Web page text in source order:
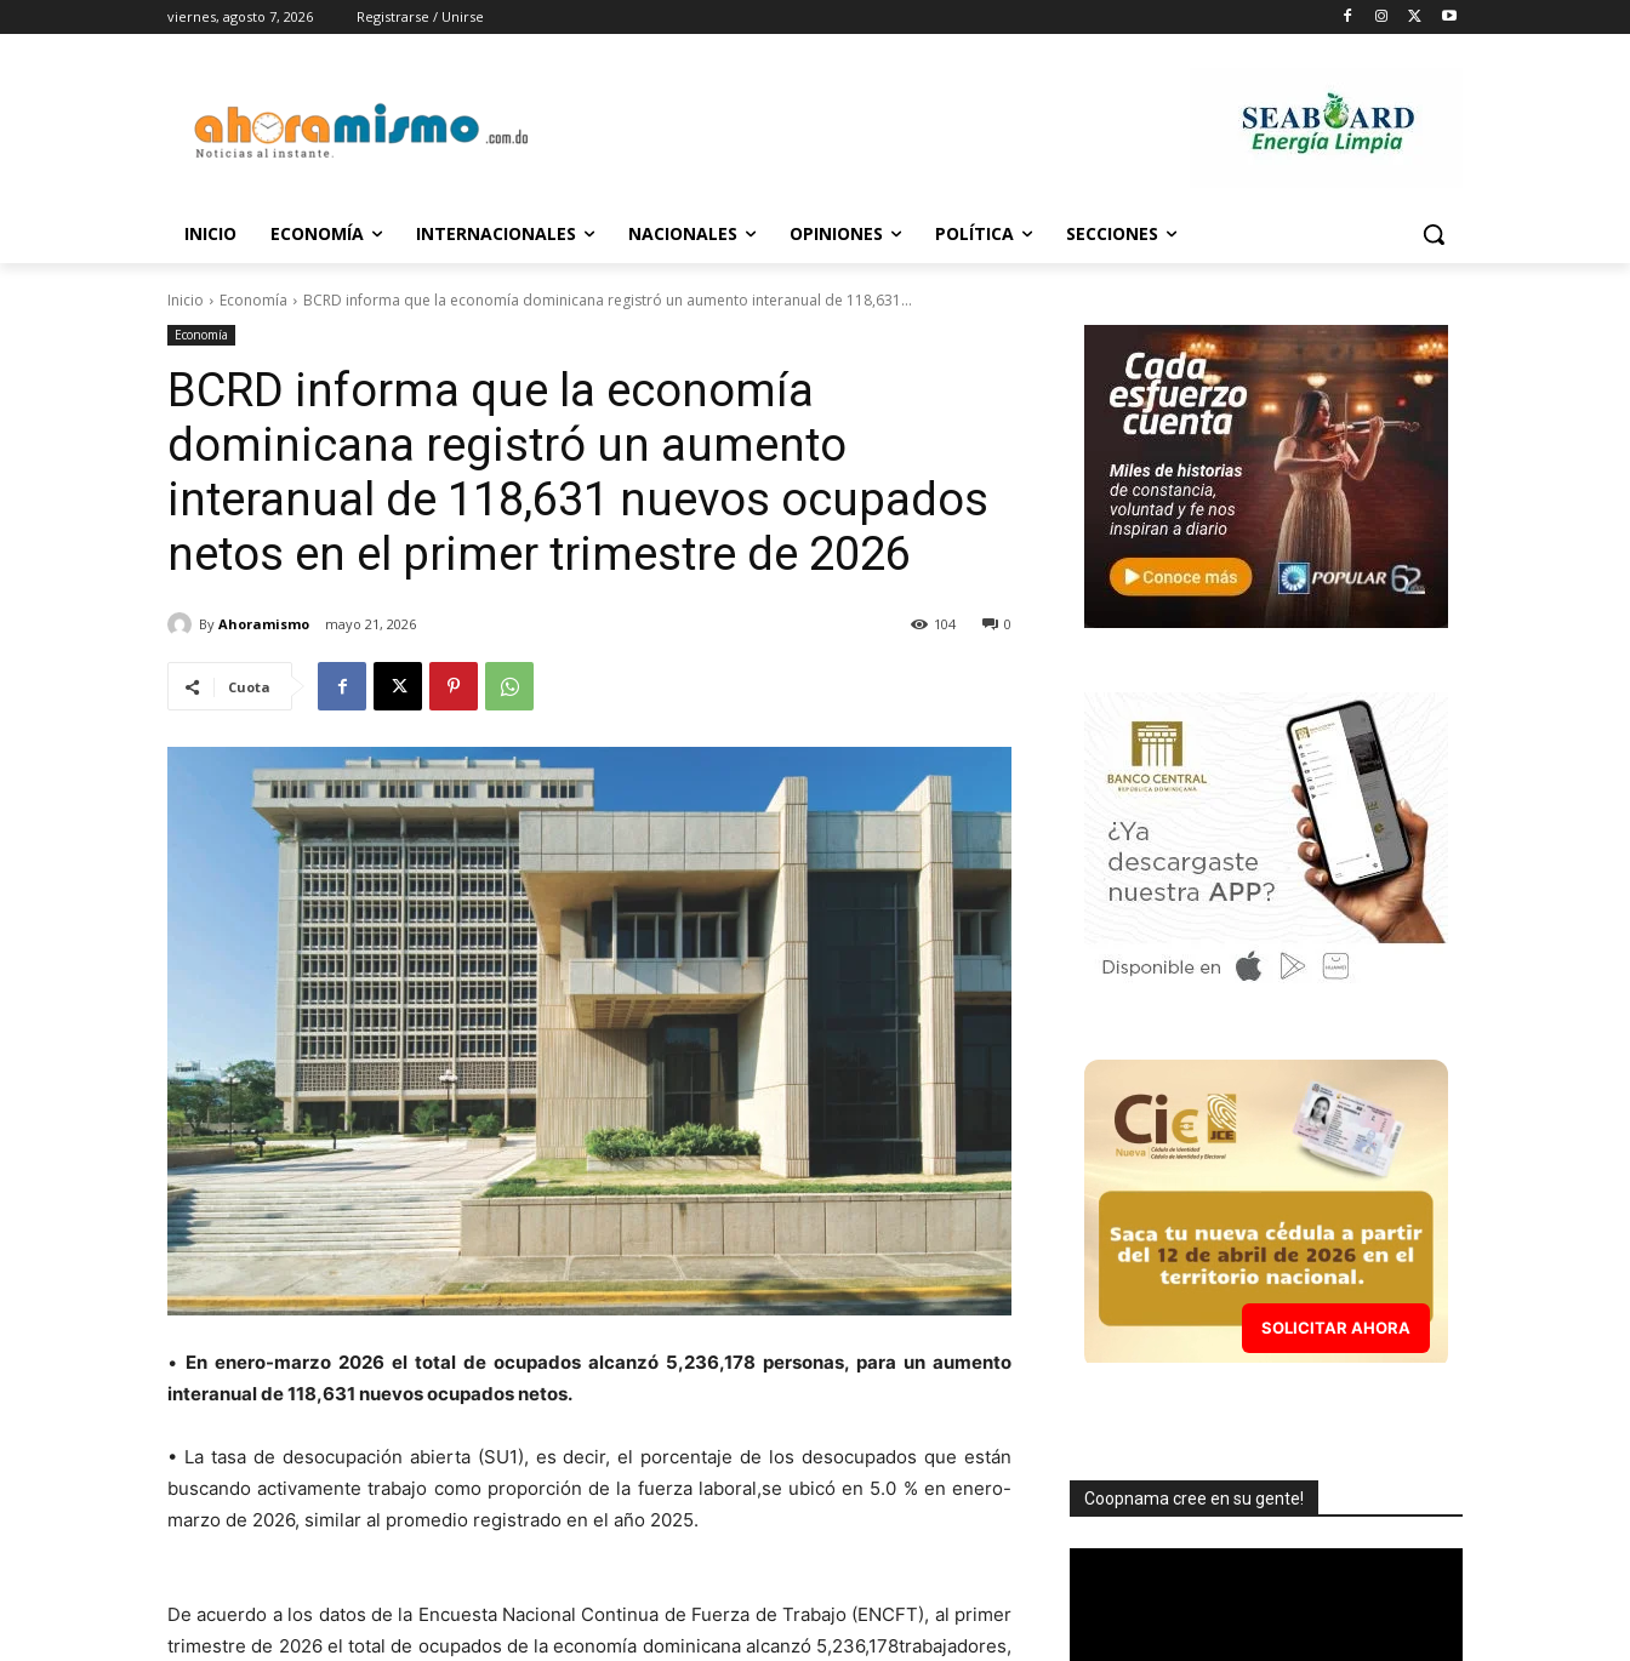
viernes, agosto 7, 2026 Registrarse / Unirse
INICIO ECONOMÍA INTERNACIONALES NACIONALES OPINIONES POLÍTICA SECCIONES
Inicio Economía BCRD informa que la economía dominicana registró un aumento interanual de 118,631...
Economía
BCRD informa que la economía
dominicana registró un aumento
interanual de 118,631 nuevos ocupados
netos en el primer trimestre de 2026
By Ahoramismo mayo 21, 2026 0
104
Cuota
• En enero-marzo 2026 el total de ocupados alcanzó 5,236,178 personas, para un aumento
interanual de 118,631 nuevos ocupados netos.
• La tasa de desocupación abierta (SU1), es decir, el porcentaje de los desocupados que están
buscando activamente trabajo como proporción de la fuerza laboral,se ubicó en 5.0 % enenero-
marzo de 2026, similar al promedio registrado en el año 2025.
De acuerdo alos datos de la Encuesta Nacional Continua de Fuerza de Trabajo (ENCFT), al primer
trimestre de 2026el total de ocupados de la economía dominicana alcanzó 5,236,178trabajadores,
SOLICITAR AHORA
Coopnama cree en su gente!